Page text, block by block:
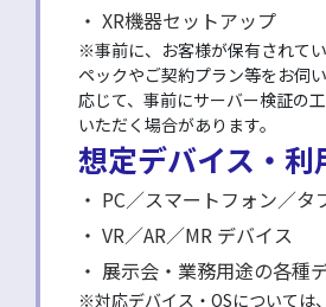
XR機器セットアップ
※事前に、お客様が保有されて
ペックやご契約プラン等をお伺
応じて、事前にサーバー検証の
いただく場合があります。
想定デバイス・利
PC／スマートフォン／タ
VR／AR／MR デバイス
展示会・業務用途の各種
※対応デバイス・OSについては